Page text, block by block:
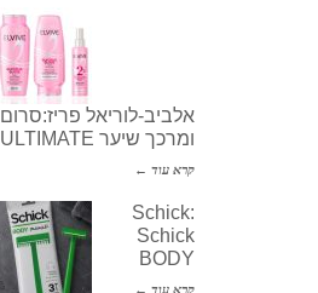
אלביב-לוריאל פריז:סרום
ומרכך שיער ULTIMATE
קרא עוד ←
Schick:
Schick
BODY
קרא עוד ←